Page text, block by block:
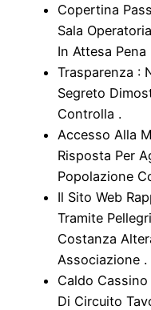
Copertina
Sala
In Attesa
Trasparenza :
Segreto
Controlla .
Accesso Alla
Risposta Per
Popolazione
Il Sito Web
Tramite
Costanza
Associazione .
Caldo
Di Circuito